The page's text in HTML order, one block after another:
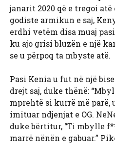
janarit 2020 që e tregoi
godiste armikun e saj,
erdhi vetëm disa muaj
ku ajo grisi bluzën e një
se u përpoq ta mbyste atë.
Pasi Kenia u fut në një
drejt saj, duke thënë:
mprehtë si kurrë më parë,
imituar ndjenjat e OG.
duke bërtitur, “Ti mbylle
marrë nënën e gabuar.”